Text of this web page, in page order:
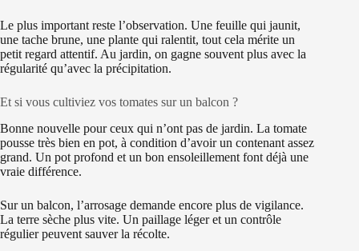
Le plus important reste l’observation. Une feuille qui jaunit,
une tache brune, une plante qui ralentit, tout cela mérite un
petit regard attentif. Au jardin, on gagne souvent plus avec la
régularité qu’avec la précipitation.
Et si vous cultiviez vos tomates sur un balcon ?
Bonne nouvelle pour ceux qui n’ont pas de jardin. La tomate
pousse très bien en pot, à condition d’avoir un contenant assez
grand. Un pot profond et un bon ensoleillement font déjà une
vraie différence.
Sur un balcon, l’arrosage demande encore plus de vigilance.
La terre sèche plus vite. Un paillage léger et un contrôle
régulier peuvent sauver la récolte.